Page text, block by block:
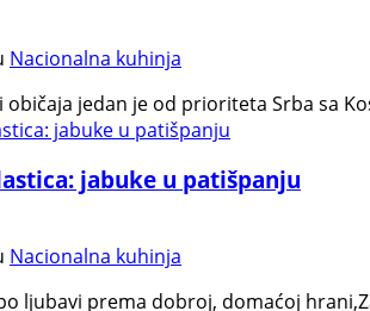
Nacionalna kuhinja
običaja jedan je od prioriteta Srba sa
jabuke u patišpanju
Nacionalna kuhinja
ljubavi prema dobroj, domaćoj